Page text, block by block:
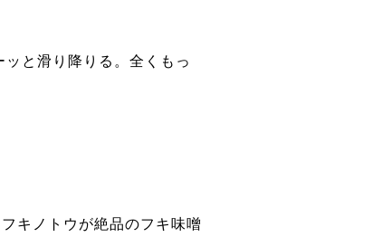
と滑り降りる。全くもっ
キノトウが絶品のフキ味噌